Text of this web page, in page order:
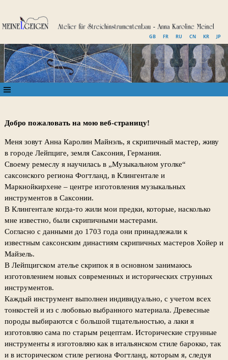
GB FR RU CN KR JP
Добро пожаловать на мою веб-страницу!
Меня зовут Анна Каролин Майнэль, я скрипичный мастер, живу
в городе Лейпциге, земля Саксония, Германия.
Своему ремеслу я научилась в „Музыкальном уголке“
саксонского региона Фогтланд, в Клингентале и
Маркнойкирхене – центре изготовления музыкальных
инструментов в Саксонии.
В Клингентале когда-то жили мои предки, которые, насколько
мне известно, были скрипичными мастерами.
Согласно с данными до 1703 года они принадлежали к
известным саксонским династиям скрипичных мастеров Хойер и
Майзель.
В Лейпцигском ателье скрипок я в основном занимаюсь
изготовлением новых современных и исторических струнных
инструментов.
Каждый инструмент выполнен индивидуально, с учетом всех
тонкостей и из с любовью выбранного материала. Древесные
породы выбираются с большой тщательностью, а лаки я
изготовляю сама по старым рецептам. Исторические струнные
инструменты я изготовляю как в итальянском стиле барокко, так
и в историческом стиле региона Фогтланд, которым я, следуя